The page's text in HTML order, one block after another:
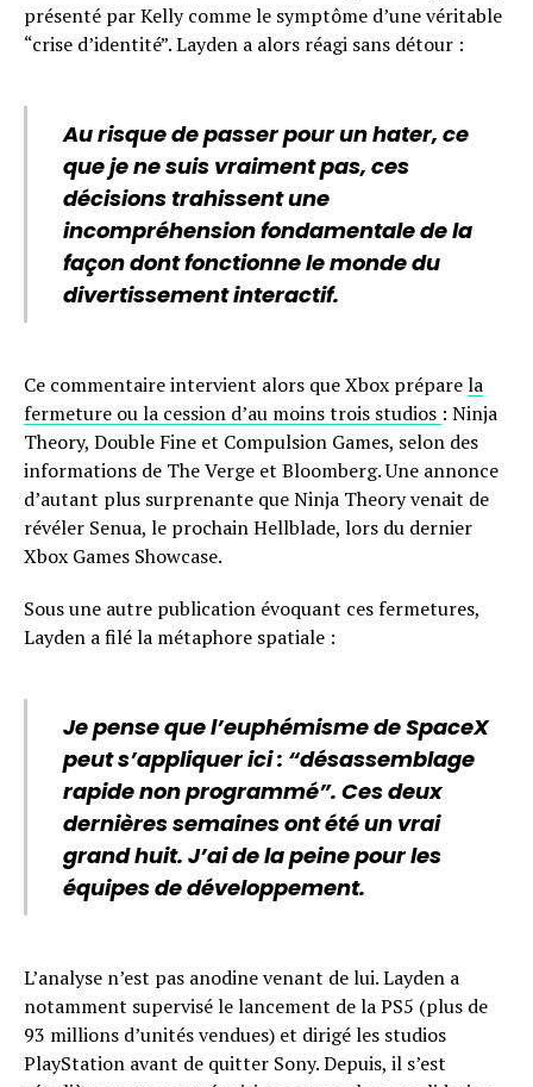
présenté par Kelly comme le symptôme d’une véritable
“crise d’identité”. Layden a alors réagi sans détour :
Au risque de passer pour un hater, ce
que je ne suis vraiment pas, ces
décisions trahissent une
incompréhension fondamentale de la
façon dont fonctionne le monde du
divertissement interactif.
Ce commentaire intervient alors que Xbox préparela
fermeture ou la cession d’au moins trois studios : Ninja
Theory, Double Fine et Compulsion Games, selon des
informations de The Verge et Bloomberg. Une annonce
d’autant plus surprenante que Ninja Theory venait de
révéler Senua, le prochain Hellblade, lors du dernier
Xbox Games Showcase.
Sous une autre publication évoquant ces fermetures,
Layden a filé la métaphore spatiale :
Je pense que l’euphémisme de SpaceX
peut s’appliquer ici : “désassemblage
rapide non programmé”. Ces deux
dernières semaines ont été un vrai
grand huit. J’ai de la peine pour les
équipes de développement.
L’analyse n’est pas anodine venant de lui. Layden a
notamment supervisé le lancement de la PS5 (plus de
93 millions d’unités vendues) et dirigé les studios
PlayStation avant de quitter Sony. Depuis, il s’est